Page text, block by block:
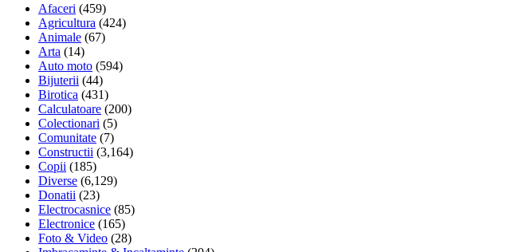
Afaceri (459)
Agricultura (424)
Animale (67)
Arta (14)
Auto moto (594)
Bijuterii (44)
Birotica (431)
Calculatoare (200)
Colectionari (5)
Comunitate (7)
Constructii (3,164)
Copii (185)
Diverse (6,129)
Donatii (23)
Electrocasnice (85)
Electronice (165)
Foto & Video (28)